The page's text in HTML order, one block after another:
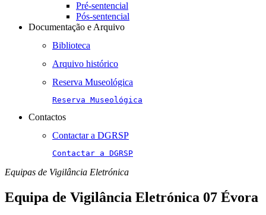
Pré-sentencial
Pós-sentencial
Documentação e Arquivo
Biblioteca
Arquivo histórico
Reserva Museológica
Reserva Museológica
Contactos
Contactar a DGRSP
Contactar a DGRSP
Equipas de Vigilância Eletrónica
Equipa de Vigilância Eletrónica 07 Évora